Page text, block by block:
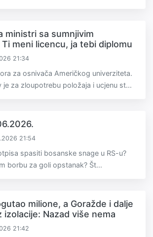
ministri sa sumnjivim
Ti meni licencu, ja tebi diplomu
21:34
za osnivača Američkog univerziteta.
je za zloupotrebu položaja i ucjenu st...
21:54
spasiti bosanske snage u RS-u?
borbu za goli opstanak? Št...
milione, a Goražde i dalje
izolacije: Nazad više nema
21:42